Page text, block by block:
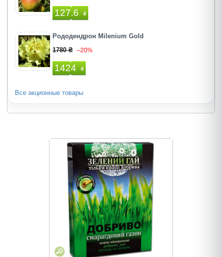
127.6 ₴
Рододендрон Milenium Gold
1780 ₴ –20%
1424 ₴
Все акционные товары